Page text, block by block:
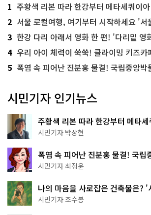
1 주황색 리본 따라 한강부터 메타세쿼이아 숲길까
2 서울 로컬여행, 여기부터 시작하세요 '
3 한강 다리 아래서 영화 한 편! '다리밑 영
4 우리 아이 체력이 쑥쑥! 클라이밍 키즈카
5 폭염 속 피어난 진분홍 물결! 국립중앙박
시민기자 인기뉴스
주황색 리본 따라 한강부터 메타
서울둘레길 15코스
시민기자 박상현
폭염 속 피어난 진분홍 물결! 국립
무 명소
시민기자 최정윤
나의 마음을 사로잡은 건축물은?
상작 공개!
시민기자 조수봉